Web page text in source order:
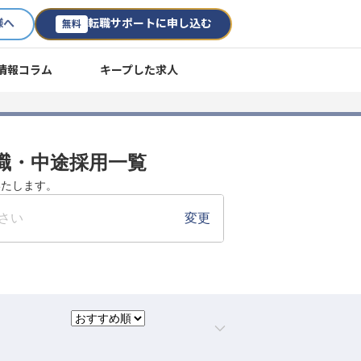
へ 無料 転職サポートに申し込む
報コラム キープした求人
・中途採用一覧
します。
い 変更